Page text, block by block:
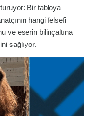
Bir tabloya
hangi felsefi
ve eserin bilinçaltına
sağlıyor.